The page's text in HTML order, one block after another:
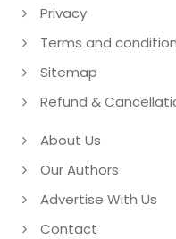
Privacy
Terms and condition
Sitemap
Refund &
About Us
Our Authors
Advertise With Us
Contact